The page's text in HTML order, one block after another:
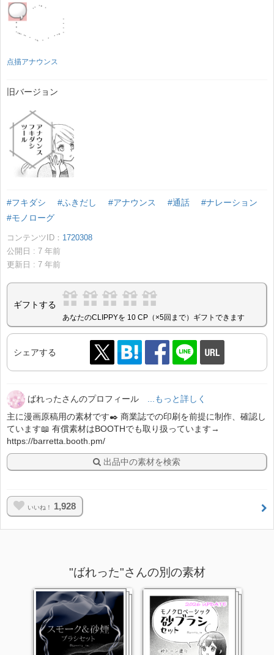
点描アナウンス
旧バージョン
#フキダシ #ふきだし #アナウンス #通話
#ナレーション
#モノローグ
コンテンツID： 1720308
公開日 : 7 年前
更新日 : 7 年前
ギフトする
あなたのCLIPPYを 10 CP（×5回まで）ギフトできます
シェアする
ばれったさんのプロフィール
...もっと詳しく
主に漫画原稿用の素材です✒️ 商業誌での印刷を前提に制作、確認し
ています📖 有償素材はBOOTHでも取り扱っています→
https://barretta.booth.pm/
出品中の素材を検索
いいね！ 1,928
"ばれった"さんの別の素材